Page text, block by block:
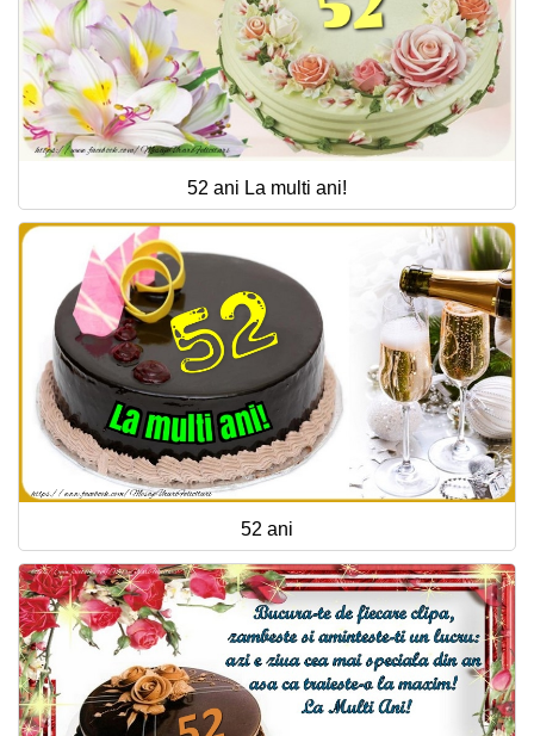
52 ani La multi ani!
52 ani